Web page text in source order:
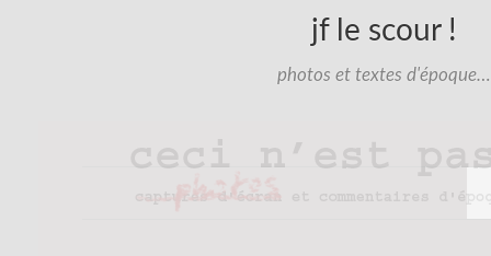
jf le scour !
photos et textes d'époque…